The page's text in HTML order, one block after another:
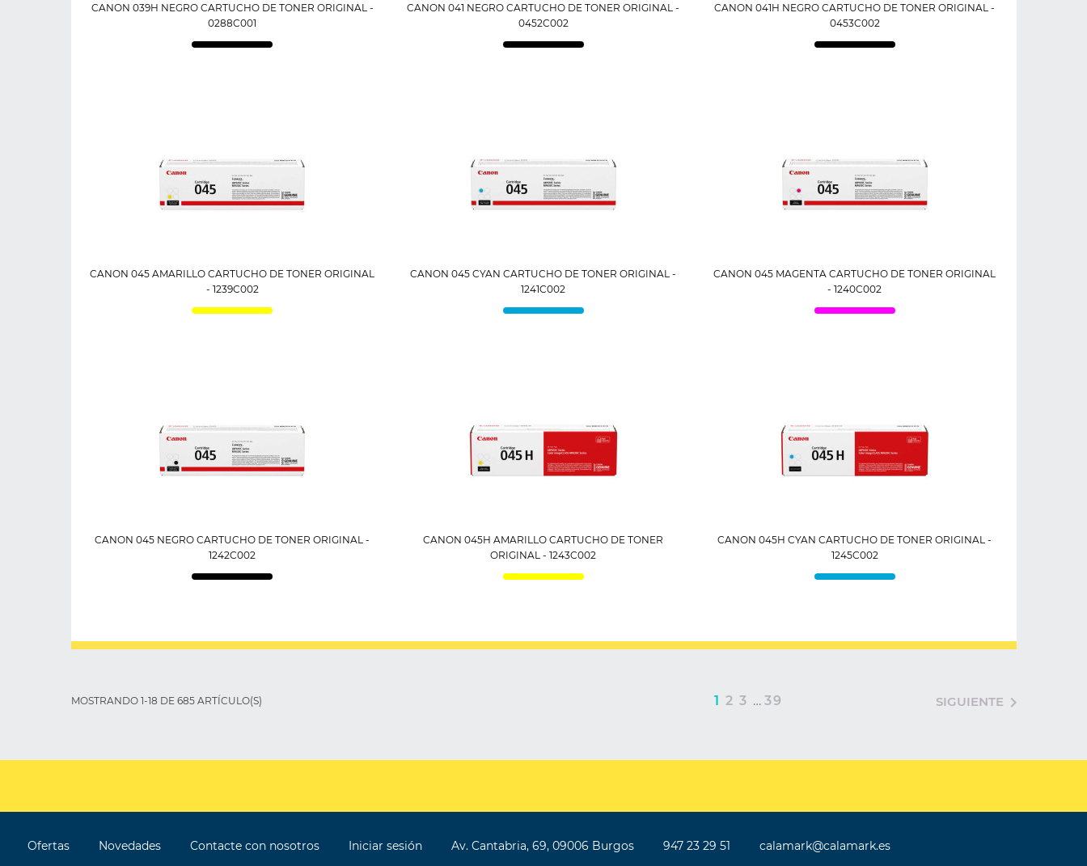
CANON 039H NEGRO CARTUCHO DE TONER ORIGINAL -
0288C001
CANON 041 NEGRO CARTUCHO DE TONER ORIGINAL -
0452C002
CANON 041H NEGRO CARTUCHO DE TONER ORIGINAL -
0453C002
CANON 045 AMARILLO CARTUCHO DE TONER ORIGINAL
- 1239C002
CANON 045 CYAN CARTUCHO DE TONER ORIGINAL -
1241C002
CANON 045 MAGENTA CARTUCHO DE TONER ORIGINAL
- 1240C002
CANON 045 NEGRO CARTUCHO DE TONER ORIGINAL -
1242C002
CANON 045H AMARILLO CARTUCHO DE TONER
ORIGINAL - 1243C002
CANON 045H CYAN CARTUCHO DE TONER ORIGINAL -
1245C002
MOSTRANDO 1-18 DE 685 ARTÍCULO(S) 1 2 3 … 39 SIGUIENTE 
Ofertas Novedades Contacte con nosotros Iniciar sesión Av. Cantabria, 69, 09006 Burgos 947 23 29 51 calamark@calamark.es